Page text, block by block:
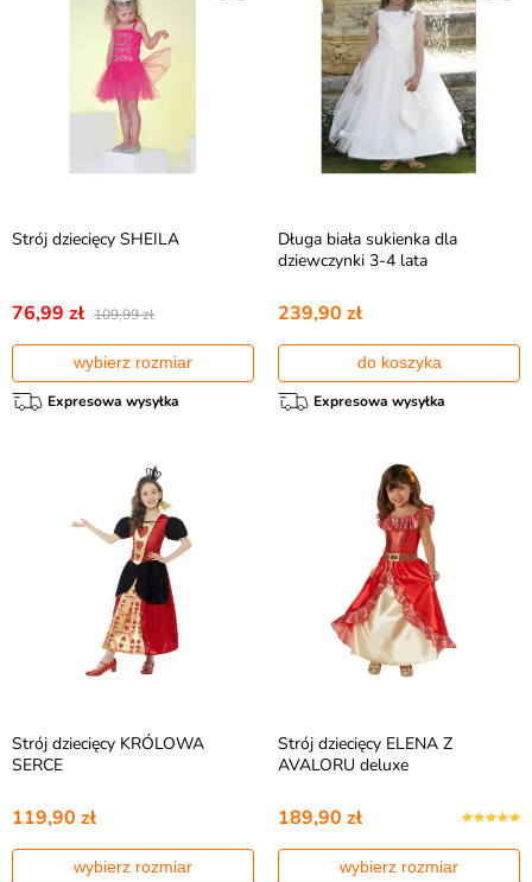
Strój dziecięcy SHEILA
76,99 zł 109,99 zł
wybierz rozmiar
Expresowa wysyłka
Długa biała sukienka dla
dziewczynki 3-4 lata
239,90 zł
do koszyka
Expresowa wysyłka
Strój dziecięcy KRÓLOWA
SERCE
119,90 zł
wybierz rozmiar
Strój dziecięcy ELENA Z
AVALORU deluxe
189,90 zł
wybierz rozmiar